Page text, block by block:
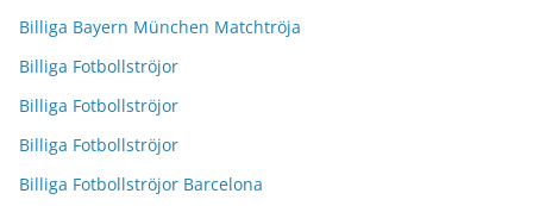
Billiga Bayern München Matchtröja
Billiga Fotbollströjor
Billiga Fotbollströjor
Billiga Fotbollströjor
Billiga Fotbollströjor Barcelona